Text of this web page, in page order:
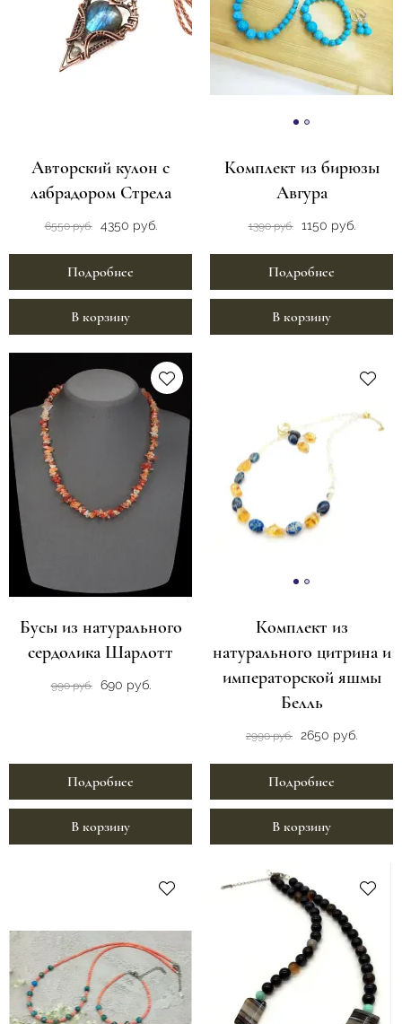
Авторский кулон с
лабрадором Стрела
6550 руб. 4350 руб.
Подробнее
В корзину
Комплект из бирюзы
Авгура
1390 руб. 1150 руб.
Подробнее
В корзину
Бусы из натурального
сердолика Шарлотт
990 руб. 690 руб.
Подробнее
В корзину
Комплект из
натурального цитрина и
императорской яшмы
Белль
2990 руб. 2650 руб.
Подробнее
В корзину